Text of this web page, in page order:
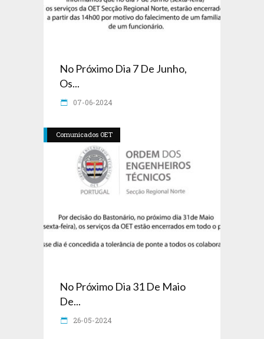
No Próximo Dia 7 De Junho,
Os...
07-06-2024
Comunicados OET
No Próximo Dia 31 De Maio
De...
26-05-2024